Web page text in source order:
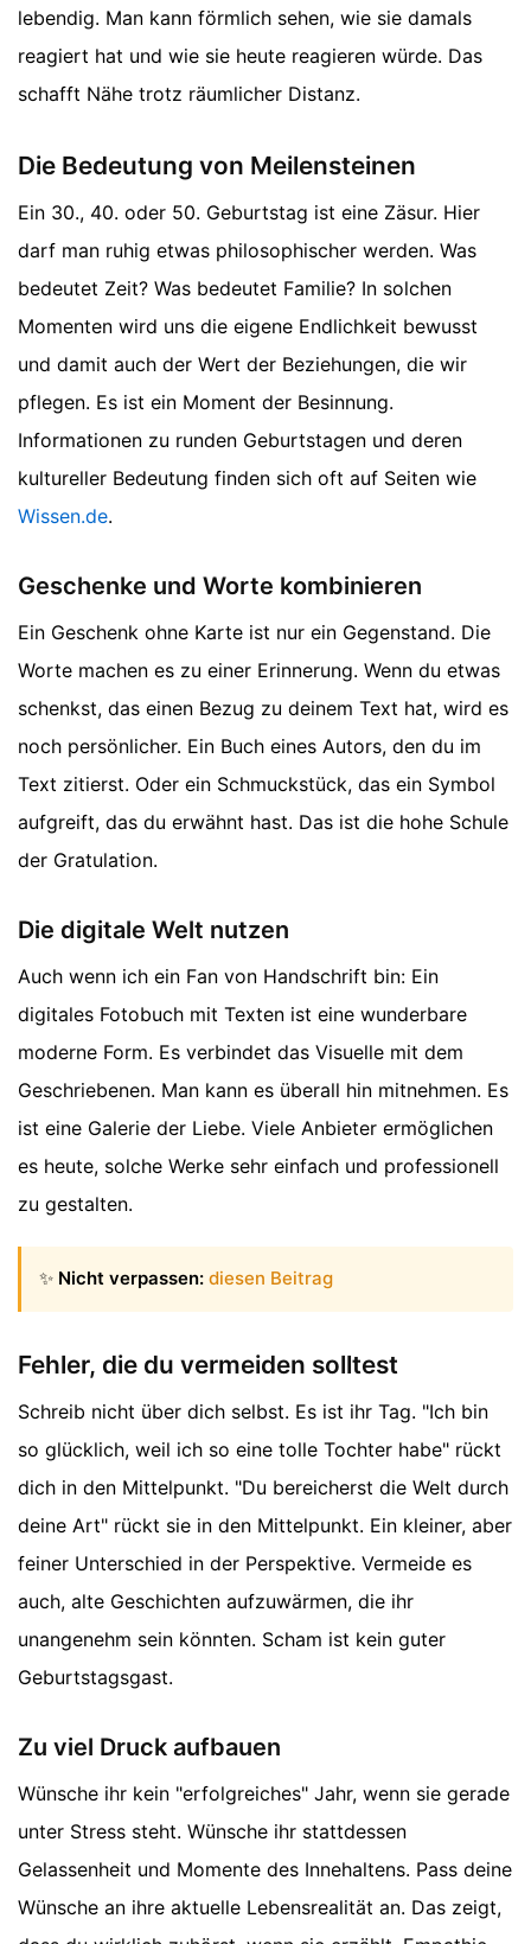
lebendig. Man kann förmlich sehen, wie sie damals
reagiert hat und wie sie heute reagieren würde. Das
schafft Nähe trotz räumlicher Distanz.
Die Bedeutung von Meilensteinen
Ein 30., 40. oder 50. Geburtstag ist eine Zäsur. Hier
darf man ruhig etwas philosophischer werden. Was
bedeutet Zeit? Was bedeutet Familie? In solchen
Momenten wird uns die eigene Endlichkeit bewusst
und damit auch der Wert der Beziehungen, die wir
pflegen. Es ist ein Moment der Besinnung.
Informationen zu runden Geburtstagen und deren
kultureller Bedeutung finden sich oft auf Seiten wie
Wissen.de.
Geschenke und Worte kombinieren
Ein Geschenk ohne Karte ist nur ein Gegenstand. Die
Worte machen es zu einer Erinnerung. Wenn du etwas
schenkst, das einen Bezug zu deinem Text hat, wird es
noch persönlicher. Ein Buch eines Autors, den du im
Text zitierst. Oder ein Schmuckstück, das ein Symbol
aufgreift, das du erwähnt hast. Das ist die hohe Schule
der Gratulation.
Die digitale Welt nutzen
Auch wenn ich ein Fan von Handschrift bin: Ein
digitales Fotobuch mit Texten ist eine wunderbare
moderne Form. Es verbindet das Visuelle mit dem
Geschriebenen. Man kann es überall hin mitnehmen. Es
ist eine Galerie der Liebe. Viele Anbieter ermöglichen
es heute, solche Werke sehr einfach und professionell
zu gestalten.
✨ Nicht verpassen: diesen Beitrag
Fehler, die du vermeiden solltest
Schreib nicht über dich selbst. Es ist ihr Tag. "Ich bin
so glücklich, weil ich so eine tolle Tochter habe" rückt
dich in den Mittelpunkt. "Du bereicherst die Welt durch
deine Art" rückt sie in den Mittelpunkt. Ein kleiner, aber
feiner Unterschied in der Perspektive. Vermeide es
auch, alte Geschichten aufzuwärmen, die ihr
unangenehm sein könnten. Scham ist kein guter
Geburtstagsgast.
Zu viel Druck aufbauen
Wünsche ihr kein "erfolgreiches" Jahr, wenn sie gerade
unter Stress steht. Wünsche ihr stattdessen
Gelassenheit und Momente des Innehaltens. Pass deine
Wünsche an ihre aktuelle Lebensrealität an. Das zeigt,